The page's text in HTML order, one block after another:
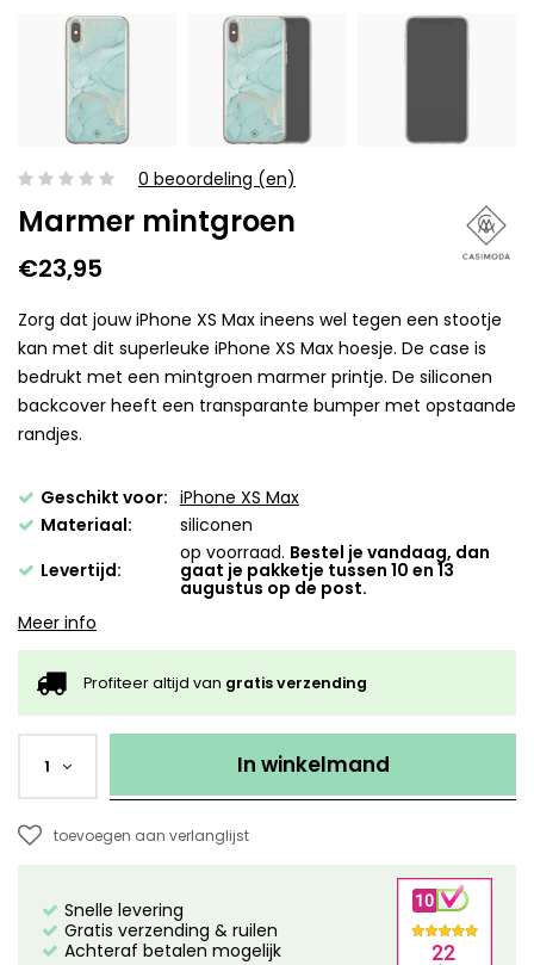
0 beoordeling (en)
Marmer mintgroen
€23,95
Zorg dat jouw iPhone XS Max ineens wel tegen een stootje
kan met dit superleuke iPhone XS Max hoesje. De case is
bedrukt met een mintgroen marmer printje. De siliconen
backcover heeft een transparante bumper met opstaande
randjes.
Geschikt voor: iPhone XS Max
Materiaal:
siliconen
Levertijd:
op voorraad. Bestel je vandaag, dan
gaat je pakketje tussen 10 en 13
augustus op de post.
Meer info
Profiteer altijd van gratis verzending
1 In winkelmand
toevoegen aan verlanglijst
Snelle levering
Gratis verzending & ruilen
Achteraf betalen mogelijk